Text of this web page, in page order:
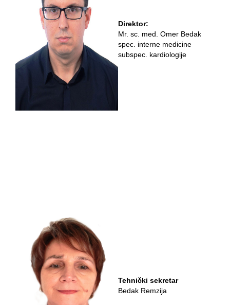
Direktor:
Mr. sc. med. Omer Bedak
spec. interne medicine
subspec. kardiologije
Tehnički sekretar
Bedak Remzija